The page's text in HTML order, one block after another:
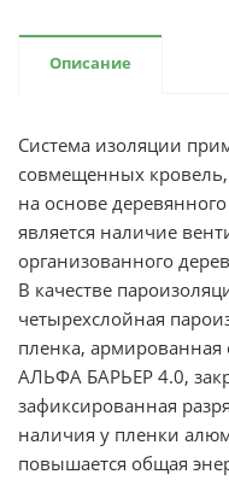
Описание
Система изоляции
совмещенных
на основе
является наличие
организованного
В качестве
четырехслойная
пленка,
АЛЬФА БАРЬЕР 4.0,
зафиксированная
наличия у пленки
повышается общая